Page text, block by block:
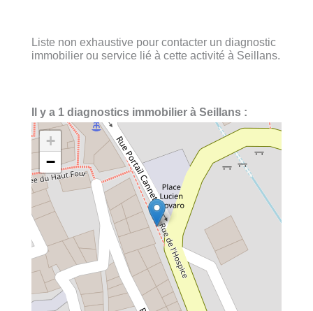
Liste non exhaustive pour contacter un diagnostic
immobilier ou service lié à cette activité à Seillans.
Il y a 1 diagnostics immobilier à Seillans :
+
−